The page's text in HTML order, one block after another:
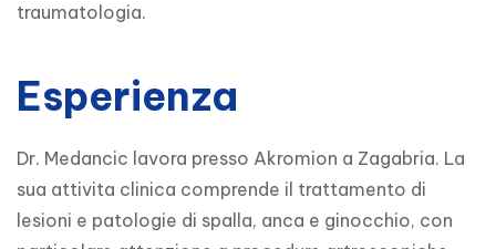
traumatologia.
Esperienza
Dr. Medancic lavora presso Akromion a Zagabria. La
sua attivita clinica comprende il trattamento di
lesioni e patologie di spalla, anca e ginocchio, con